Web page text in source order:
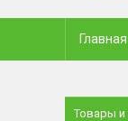
Главная
Товары и